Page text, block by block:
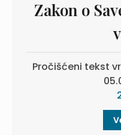
Zakon o
Pročišćeni tekst